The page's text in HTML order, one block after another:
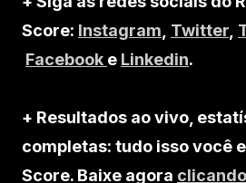
Score: Instagram, Twitter,
Facebook e Linkedin.
+ Resultados ao vivo,
completas: tudo isso você
Score. Baixe agora